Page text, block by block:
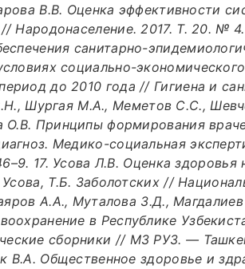
В.В. Оценка эффективности
Народонаселение. 2017. Т. 20. № 4.
санитарно-
социально-
до 2010 года // Гигиена и
Шургая М.А., Меметов С.С.,
О.В. Принципы формирования
Медико-социальная
17. Усова Л.В. Оценка здоровья
Т.Б. Заболотских //
А.А., Муталова З.Д.,
в Республике
сборники // МЗ РУЗ. —
Общественное здоровье и